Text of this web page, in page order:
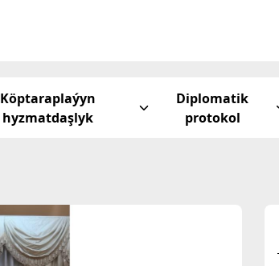
Köptaraplaýyn
hyzmatdaşlyk
Diplomatik
protokol